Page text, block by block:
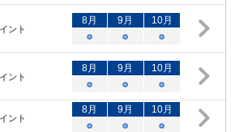
ント
8月 9月 10月
○
○ ○
ント
8月 9月 10月
○
○ ○
ント
8月 9月 10月
○
○ ○